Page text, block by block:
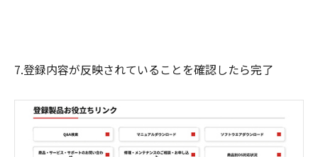
7.登録内容が反映されていることを確認したら完了